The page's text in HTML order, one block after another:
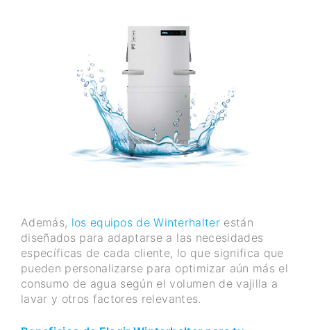
Además, los equipos de Winterhalterestán
diseñados para adaptarse a las necesidades
específicas de cada cliente, lo que significa que
pueden personalizarse para optimizar aún más el
consumo de agua según el volumen de vajilla a
lavar y otros factores relevantes.